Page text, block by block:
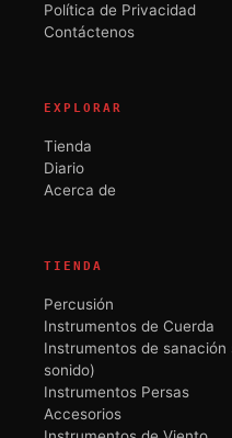
Política de Privacidad
Contáctenos
EXPLORAR
Tienda
Diario
Acerca de
TIENDA
Percusión
Instrumentos de Cuerda
Instrumentos de sanación
sonido)
Instrumentos Persas
Accesorios